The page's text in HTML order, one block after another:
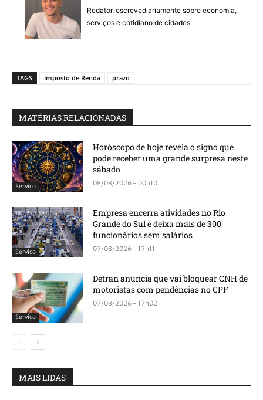
Redator, escrevediariamente sobre economia,
serviços e cotidiano de cidades.
TAGS Imposto de Renda prazo
MATÉRIAS RELACIONADAS
Serviço
Horóscopo de hoje revela o signo que
pode receber uma grande surpresa neste
sábado
08/08/2026 - 00h10
Serviço
Empresa encerra atividades no Rio
Grande do Sul e deixa mais de 300
funcionários sem salários
07/08/2026 - 17h11
Serviço
Detran anuncia que vai bloquear CNH de
motoristas com pendências no CPF
07/08/2026 - 17h02
MAIS LIDAS